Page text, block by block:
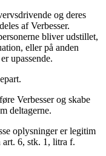
og deres
af Verbesser.
bliver udstillet,
eller på anden
upassende.
Verbesser og skabe
deltagerne.
oplysninger er legitim
art. 6, stk. 1, litra f.